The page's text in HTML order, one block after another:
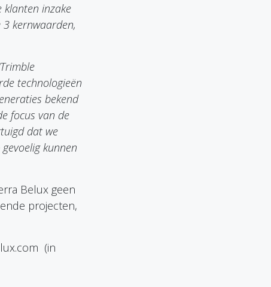
klanten inzake
kernwaarden,
technologieën
bekend
focus van de
dat we
kunnen
Belux geen
projecten,
(in